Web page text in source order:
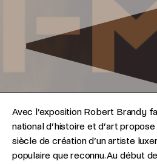
Avec l’exposition Robert Brandy
national d’histoire et d’art
siècle de création d’un artiste
populaire que reconnu. Au début